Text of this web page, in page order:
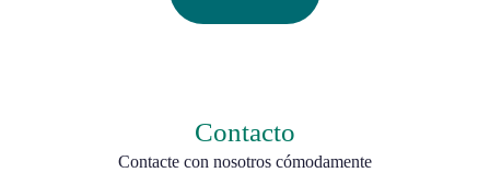
Contacto
Contacte con nosotros cómodamente